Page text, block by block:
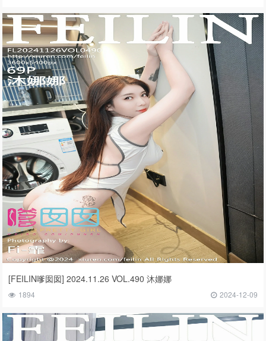
[FEILIN嗲囡囡] 2024.11.26 VOL.490 沐娜娜
1894 2024-12-09